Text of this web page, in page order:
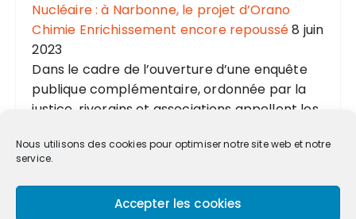
Nous utilisons des cookies pour optimiser notre site web et notre
service.
Accepter les cookies
Nucléaire : à Narbonne, le projet d’Orano
Chimie Enrichissement encore repoussé8 juin
2023
Dans le cadre de l’ouverture d’une enquête
publique complémentaire, ordonnée par la
justice, riverains et associations appellent les
contre le projet TDN de l’industriel, destiné à
projet d’Orano Chimie Enrichissement encore
repoussé est apparu en premier sur TCNA